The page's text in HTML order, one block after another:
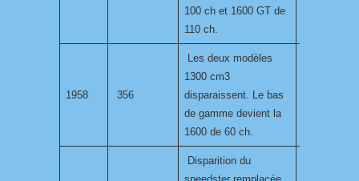
100 ch et 1600 GT de
110 ch.
1958 356
Les deux modèles
1300 cm3
disparaissent. Le bas
de gamme devient la
1600 de 60 ch.
Disparition du